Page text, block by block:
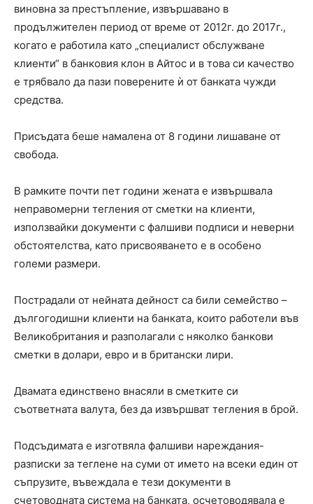
виновна за престъпление, извършавано в
продължителен период от време от 2012г. до 2017г.,
когато е работила като „специалист обслужване
клиенти“ в банковия клон в Айтос и в това си качество
е трябвало да пази поверените ѝ от банката чужди
средства.
Присъдата беше намалена от 8 години лишаване от
свобода.
В рамките почти пет години жената е извършвала
неправомерни тегления от сметки на клиенти,
използвайки документи с фалшиви подписи и неверни
обстоятелства, като присвояването е в особено
големи размери.
Пострадали от нейната дейност са били семейство –
дългогодишни клиенти на банката, които работели във
Великобритания и разполагали с няколко банкови
сметки в долари, евро и в британски лири.
Двамата единствено внасяли в сметките си
съответната валута, без да извършват тегления в брой.
Подсъдимата е изготвяла фалшиви нареждания-
разписки за теглене на суми от името на всеки един от
съпрузите, въвеждала е тези документи в
счетоводната система на банката, осчетоводявала е